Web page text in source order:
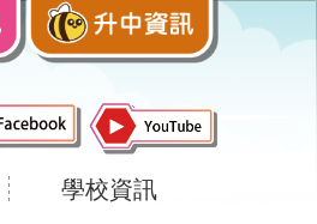
學校資訊